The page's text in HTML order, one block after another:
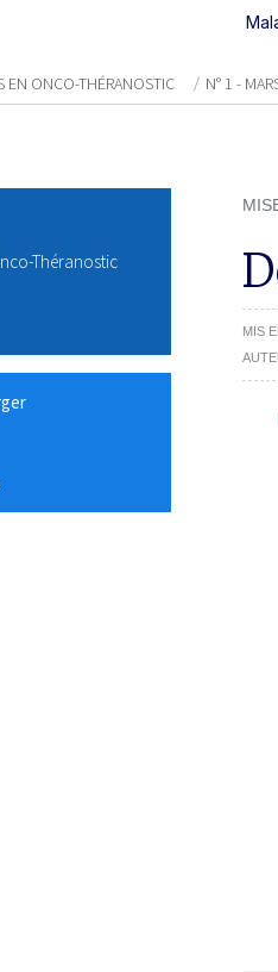
EN ONCO-THÉRANOSTIC N° 1 -
Théranostic
MIS